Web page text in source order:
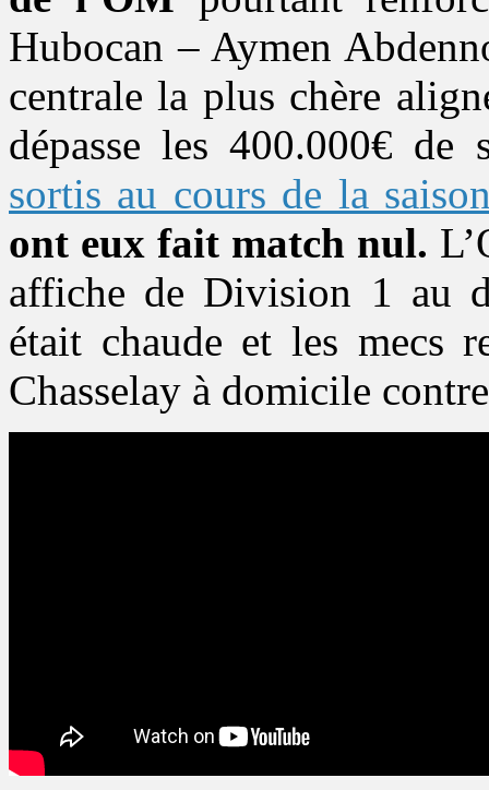
Hubocan – Aymen
centrale la plus chère
dépasse les 400.000€ de
sortis au cours de la
ont eux fait match nul.
affiche de Division 1 au
était chaude et les mecs
Chasselay à domicile